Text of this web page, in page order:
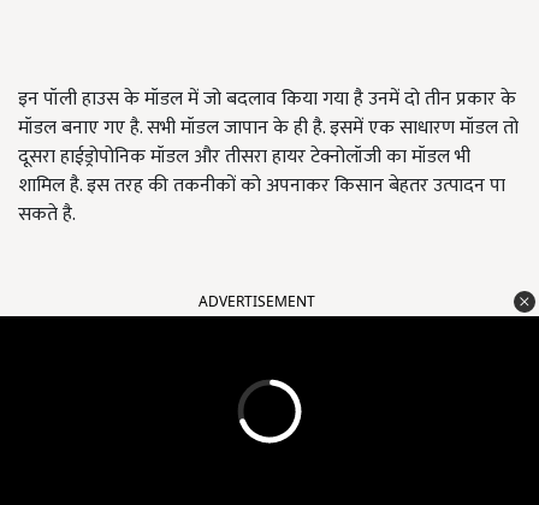
इन पॉली हाउस के मॉडल में जो बदलाव किया गया है उनमें दो तीन प्रकार के
मॉडल बनाए गए है. सभी मॉडल जापान के ही है. इसमें एक साधारण मॉडल तो
दूसरा हाईड्रोपोनिक मॉडल और तीसरा हायर टेक्नोलॉजी का मॉडल भी
शामिल है. इस तरह की तकनीकों को अपनाकर किसान बेहतर उत्पादन पा
सकते है.
ADVERTISEMENT